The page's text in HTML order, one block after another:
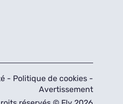
- Politique de cookies -
Avertissement